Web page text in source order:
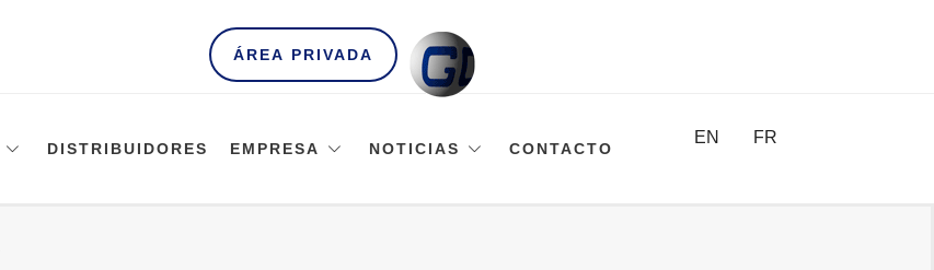
ÁREA PRIVADA
DISTRIBUIDORES EMPRESA NOTICIAS CONTACTO
EN FR